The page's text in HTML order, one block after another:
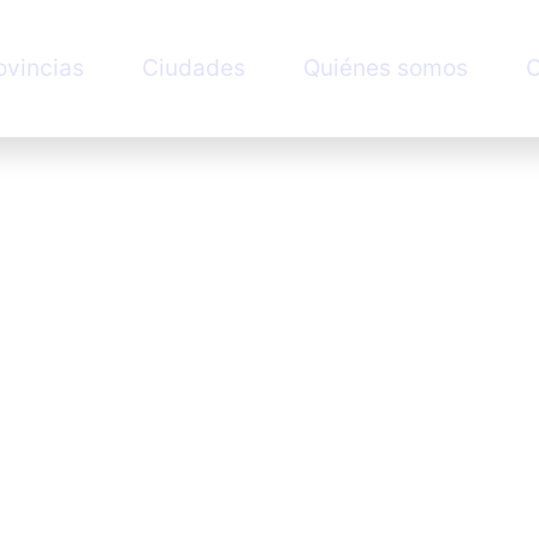
Ciudades Quiénes somos